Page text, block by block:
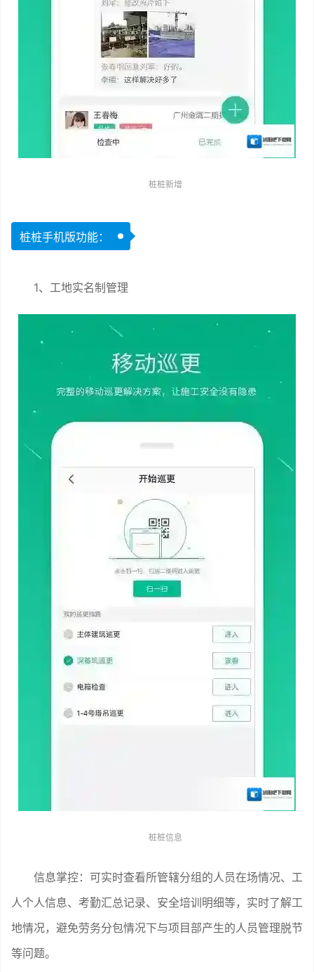
桩桩新增
桩桩手机版功能：
1、工地实名制管理
桩桩信息
信息掌控：可实时查看所管辖分组的人员在场情况、工
人个人信息、考勤汇总记录、安全培训明细等，实时了解工
地情况，避免劳务分包情况下与项目部产生的人员管理脱节
等问题。